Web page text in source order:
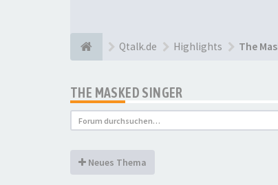
Qtalk.de Highlights The
THE MASKED SINGER
Neues Thema